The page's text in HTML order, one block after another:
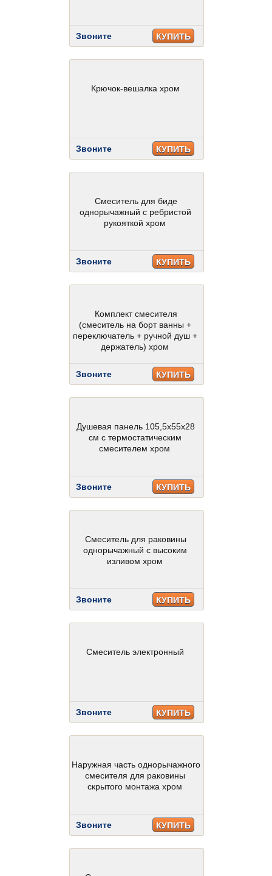
Звоните КУПИТЬ
Крючок-вешалка хром
Звоните КУПИТЬ
Смеситель для биде
однорычажный с ребристой
рукояткой хром
Звоните КУПИТЬ
Комплект смесителя
(смеситель на борт ванны +
переключатель + ручной душ +
держатель) хром
Звоните КУПИТЬ
Душевая панель 105,5х55х28
см с термостатическим
смесителем хром
Звоните КУПИТЬ
Смеситель для раковины
однорычажный с высоким
изливом хром
Звоните КУПИТЬ
Смеситель электронный
Звоните КУПИТЬ
Наружная часть однорычажного
смесителя для раковины
скрытого монтажа хром
Звоните КУПИТЬ